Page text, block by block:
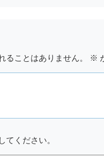
ることはありません。 ※
てください。